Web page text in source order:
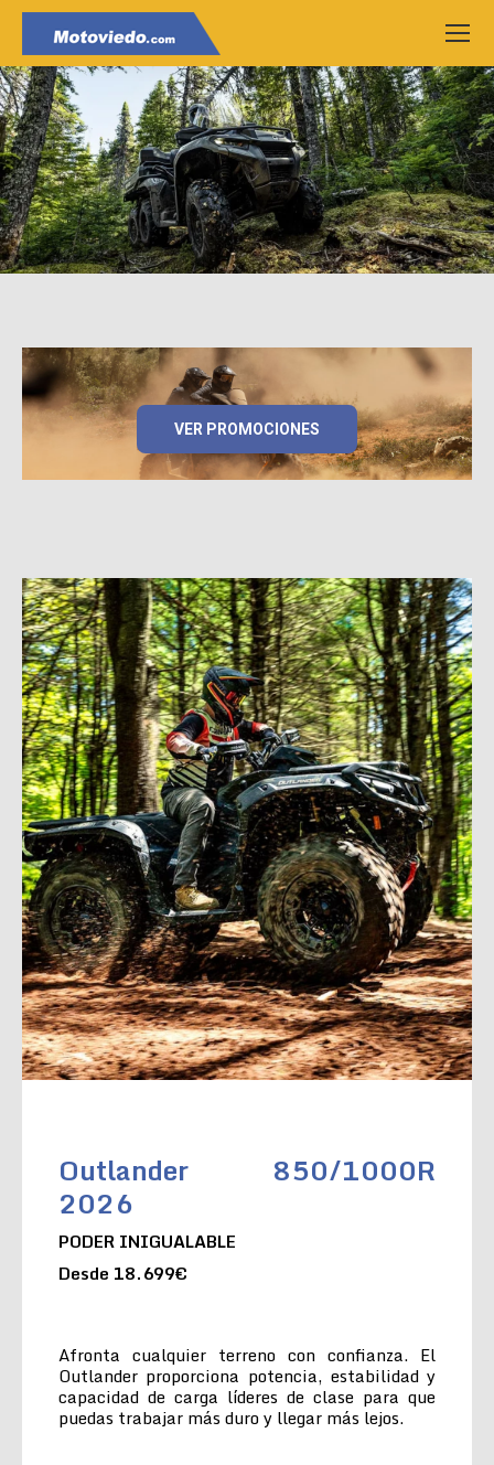
VER PROMOCIONES
Outlander 850/1000R
2026
PODER INIGUALABLE
Desde 18.699€
Afronta cualquier terreno con confianza. El
Outlander proporciona potencia, estabilidad y
capacidad de carga líderes de clase para que
puedas trabajar más duro y llegar más lejos.